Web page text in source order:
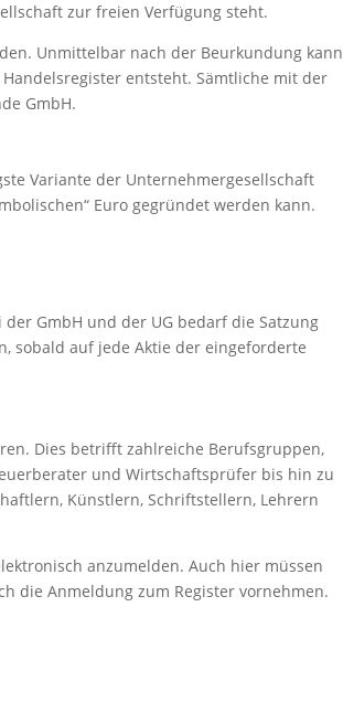
zur freien Verfügung steht.
Unmittelbar nach der Beurkundung kann
entsteht. Sämtliche mit der
GmbH.
Variante der Unternehmergesellschaft
Euro gegründet werden kann.
GmbH und der UG bedarf die Satzung
sobald auf jede Aktie der eingeforderte
Dies betrifft zahlreiche Berufsgruppen,
und Wirtschaftsprüfer bis hin zu
Künstlern, Schriftstellern, Lehrern
anzumelden. Auch hier müssen
die Anmeldung zum Register vornehmen.